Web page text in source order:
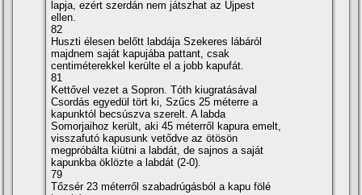
lapja, ezért szerdán nem játszhat az Újpest
ellen.
82
Huszti élesen belőtt labdája Szekeres lábáról
majdnem saját kapujába pattant, csak
centiméterekkel kerülte el a jobb kapufát.
81
Kettővel vezet a Sopron. Tóth kiugratásával
Csordás egyedül tört ki, Szűcs 25 méterre a
kapunktól becsúszva szerelt. A labda
Somorjaihoz került, aki 45 méterről kapura emelt,
visszafutó kapusunk vetődve az ötösön
megpróbálta kiütni a labdát, de sajnos a saját
kapunkba öklözte a labdát (2-0).
79
Tőzsér 23 méterről szabadrúgásból a kapu fölé